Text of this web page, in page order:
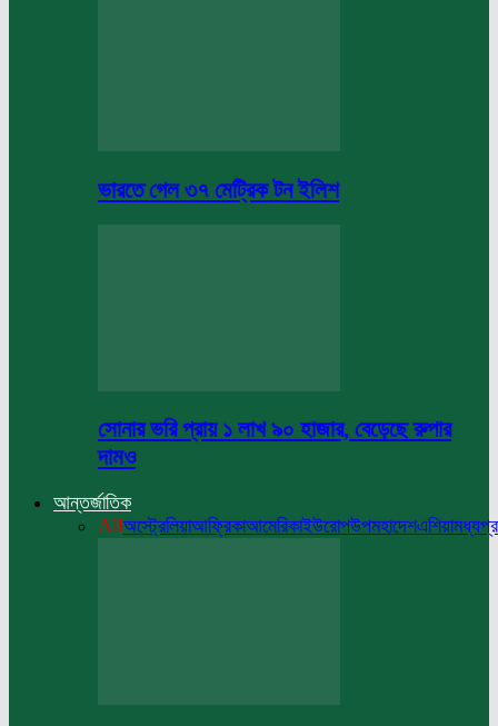
ভারতে গেল ৩৭ মেট্রিক টন ইলিশ
সোনার ভরি প্রায় ১ লাখ ৯০ হাজার, বেড়েছে রুপার
দামও
আন্তর্জাতিক
Allঅস্ট্রেলিয়াআফ্রিকাআমেরিকাইউরোপউপমহাদেশএশিয়া